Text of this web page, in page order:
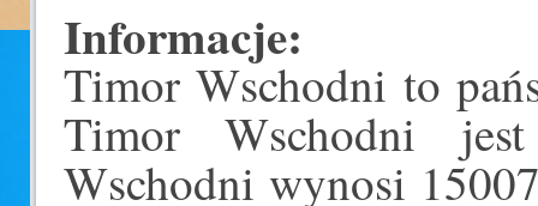
Informacje:
Timor Wschodni to
Timor Wschodni
Wschodni wynosi